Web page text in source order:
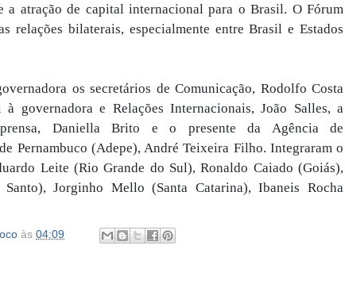
a atração de capital internacional para o Brasil. O Fórum
relações bilaterais, especialmente entre Brasil e Estados
os secretários de Comunicação, Rodolfo Costa
à governadora e Relações Internacionais, João Salles, a
Daniella Brito e o presente da Agência de
Pernambuco (Adepe), André Teixeira Filho. Integraram o
Leite (Rio Grande do Sul), Ronaldo Caiado (Goiás),
Santo), Jorginho Mello (Santa Catarina), Ibaneis Rocha
às 04:09